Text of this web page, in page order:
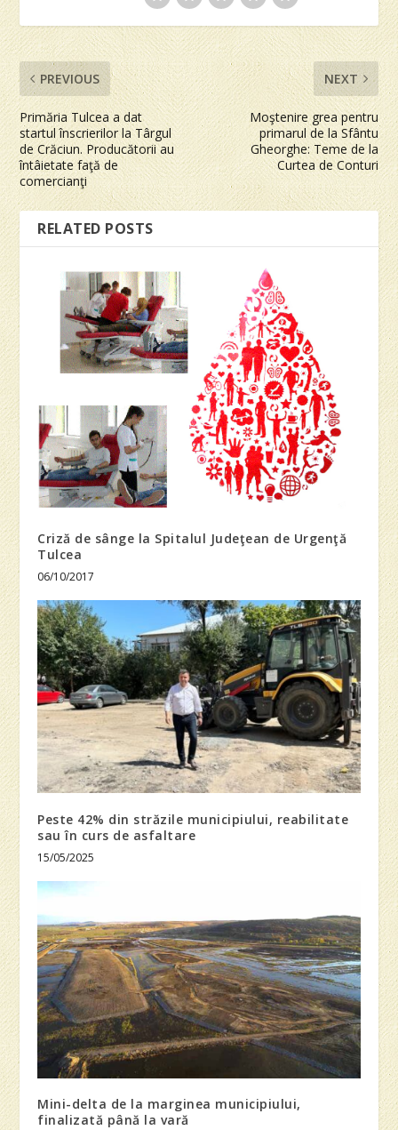
PREVIOUS
Primăria Tulcea a dat
startul înscrierilor la Târgul
de Crăciun. Producătorii au
întâietate faţă de
comercianţi
NEXT
Moştenire grea pentru
primarul de la Sfântu
Gheorghe: Teme de la
Curtea de Conturi
RELATED POSTS
Criză de sânge la Spitalul Judeţean de Urgenţă
Tulcea
06/10/2017
Peste 42% din străzile municipiului, reabilitate
sau în curs de asfaltare
15/05/2025
Mini-delta de la marginea municipiului,
finalizată până la vară